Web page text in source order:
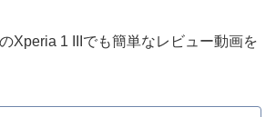
Xperia 1 IIIでも簡単なレビュー動画を